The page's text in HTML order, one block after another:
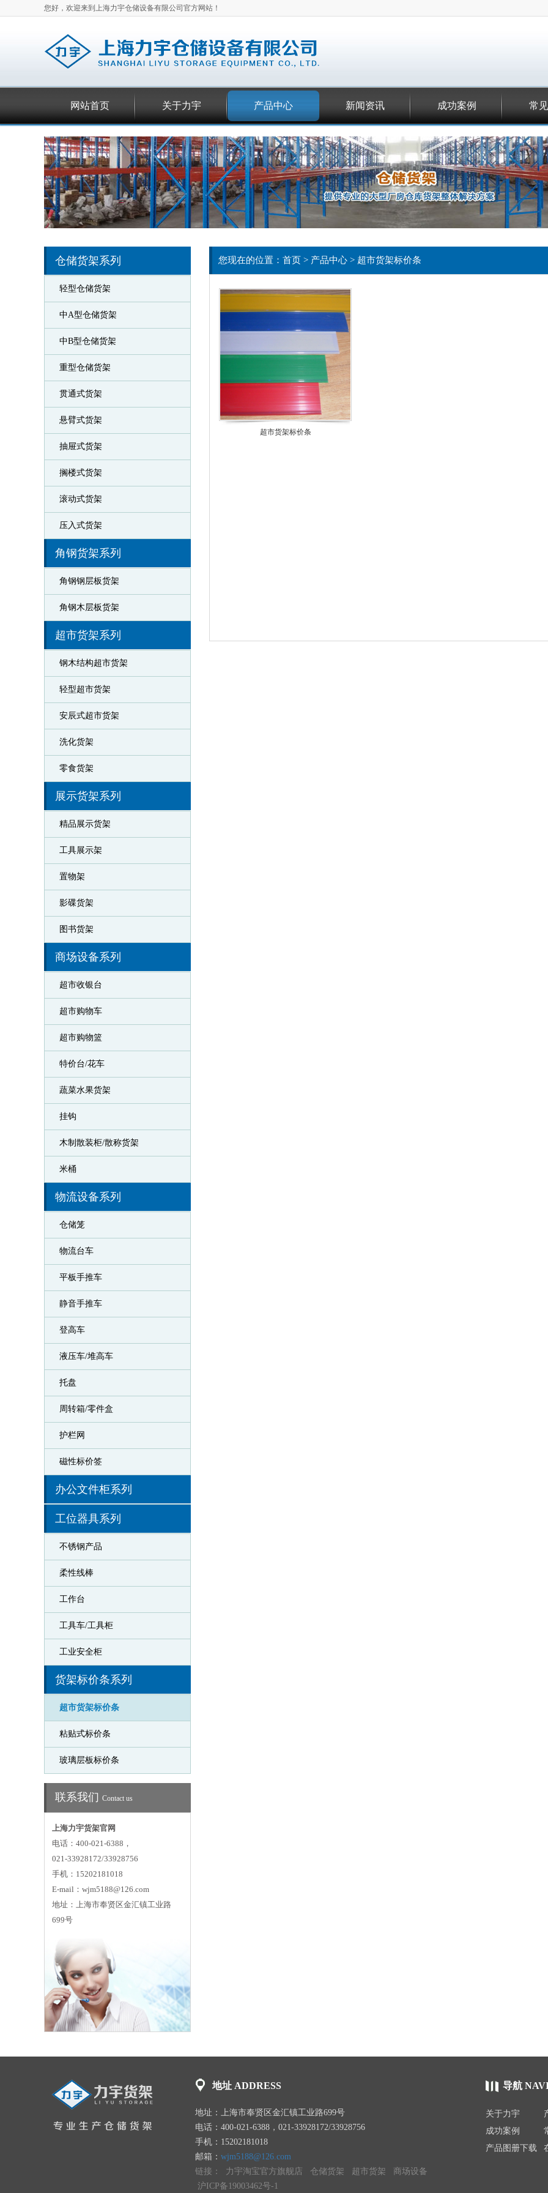
您好，欢迎来到上海力宇仓储设备有限公司官方网站！
网站首页 关于力宇 产品中心 新闻资讯 成功案例 常
仓储货架系列
轻型仓储货架
中A型仓储货架
中B型仓储货架
重型仓储货架
贯通式货架
悬臂式货架
抽屉式货架
搁楼式货架
滚动式货架
压入式货架
角钢货架系列
角钢钢层板货架
角钢木层板货架
超市货架系列
钢木结构超市货架
轻型超市货架
安辰式超市货架
洗化货架
零食货架
展示货架系列
精品展示货架
工具展示架
置物架
影碟货架
图书货架
商场设备系列
超市收银台
超市购物车
超市购物篮
特价台/花车
蔬菜水果货架
挂钩
木制散装柜/散称货架
米桶
物流设备系列
仓储笼
物流台车
平板手推车
静音手推车
登高车
液压车/堆高车
托盘
周转箱/零件盒
护栏网
磁性标价签
办公文件柜系列
工位器具系列
不锈钢产品
柔性线棒
工作台
工具车/工具柜
工业安全柜
货架标价条系列
超市货架标价条
粘贴式标价条
玻璃层板标价条
联系我们 Contact us
上海力宇货架官网
电话：400-021-6388，
021-33928172/33928756
手机：15202181018
E-mail：wjm5188@126.com
地址：上海市奉贤区金汇镇工业路
699号
您现在的位置： 首页 > 产品中心 > 超市货架标价条
超市货架标价条
地址 ADDRESS
地址：上海市奉贤区金汇镇工业路699号
电话：400-021-6388，021-33928172/33928756
手机：15202181018
邮箱： wjm5188@126.com
链接：
力宇淘宝官方旗舰店 仓储货架 超市货架
商场设备
沪ICP备19003462号-1
导航
关于力宇
成功案例
产品图册下载